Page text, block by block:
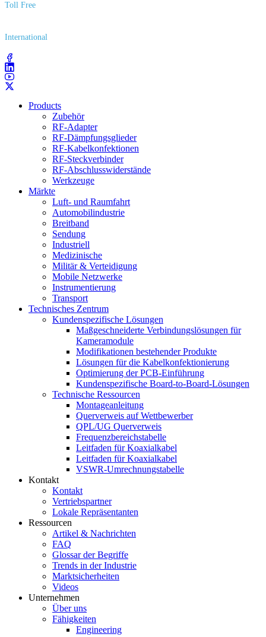
Toll Free
International
Products
Zubehör
RF-Adapter
RF-Dämpfungsglieder
RF-Kabelkonfektionen
RF-Steckverbinder
RF-Abschlusswiderstände
Werkzeuge
Märkte
Luft- und Raumfahrt
Automobilindustrie
Breitband
Sendung
Industriell
Medizinische
Militär & Verteidigung
Mobile Netzwerke
Instrumentierung
Transport
Technisches Zentrum
Kundenspezifische Lösungen
Maßgeschneiderte Verbindungslösungen für
Kameramodule
Modifikationen bestehender Produkte
Lösungen für die Kabelkonfektionierung
Optimierung der PCB-Einführung
Kundenspezifische Board-to-Board-Lösungen
Technische Ressourcen
Montageanleitung
Querverweis auf Wettbewerber
QPL/UG Querverweis
Frequenzbereichstabelle
Leitfaden für Koaxialkabel
Leitfaden für Koaxialkabel
VSWR-Umrechnungstabelle
Kontakt
Kontakt
Vertriebspartner
Lokale Repräsentanten
Ressourcen
Artikel & Nachrichten
FAQ
Glossar der Begriffe
Trends in der Industrie
Marktsicherheiten
Videos
Unternehmen
Über uns
Fähigkeiten
Engineering